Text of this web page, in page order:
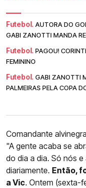
Futebol. AUTORA DO
GABI ZANOTTI MANDA
Futebol. PAGOU!
FEMININO
Futebol. GABI ZANOTTI
PALMEIRAS PELA COPA
Comandante
"A gente acaba se
do dia a dia. Só nós
diariamente. Então,
a Vic. Ontem (sexta-